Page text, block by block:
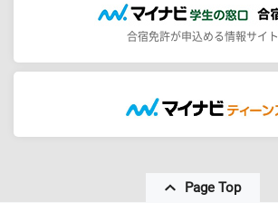
合宿免許が申込める情報サイト
Page Top